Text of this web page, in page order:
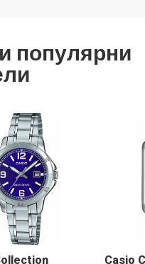
популярни
Casio